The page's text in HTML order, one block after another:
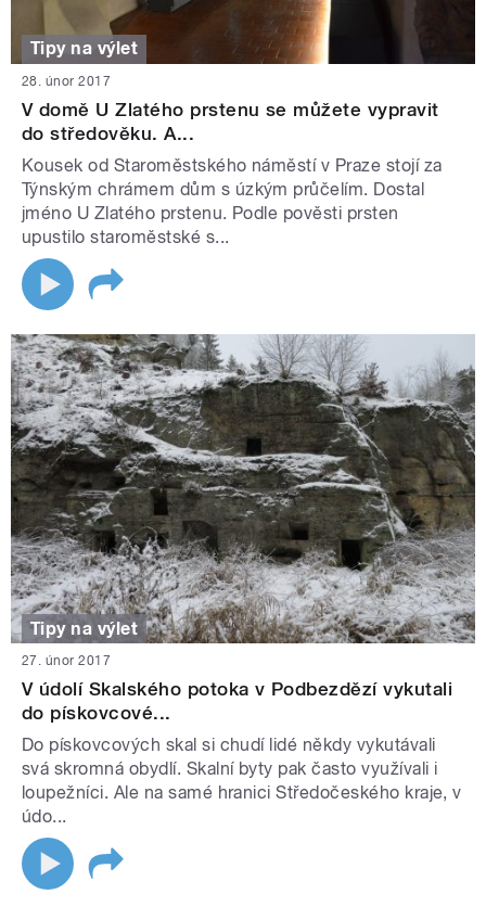
Tipy na výlet
28. únor 2017
V domě U Zlatého prstenu se můžete vypravit
do středověku. A...
Kousek od Staroměstského náměstí v Praze stojí za
Týnským chrámem dům s úzkým průčelím. Dostal
jméno U Zlatého prstenu. Podle pověsti prsten
upustilo staroměstské s...
Tipy na výlet
27. únor 2017
V údolí Skalského potoka v Podbezdězí vykutali
do pískovcové...
Do pískovcových skal si chudí lidé někdy vykutávali
svá skromná obydlí. Skalní byty pak často využívali i
loupežníci. Ale na samé hranici Středočeského kraje, v
údo...